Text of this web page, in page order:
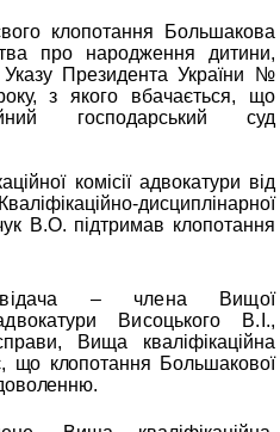
клопотання Большакова
про народження дитини,
Президента України №
з якого вбачається, що
господарський суд
комісії адвокатури від
дисциплінарної
В.О. підтримав клопотання
– члена Вищої
Висоцького В.І.,
Вища кваліфікаційна
що клопотання Большакової